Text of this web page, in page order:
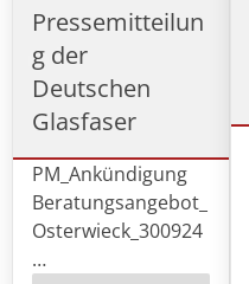
Pressemitteilun
g der
Deutschen
Glasfaser
PM_Ankündigung
Beratungsangebot_
Osterwieck_300924
…